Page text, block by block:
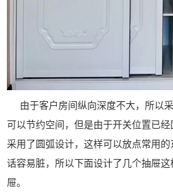
由于客户房间纵向深度不大，所以
可以节约空间，但是由于开关位置已
采用了圆弧设计，这样可以放点常用
话容易脏，所以下面设计了几个抽屉
屉。